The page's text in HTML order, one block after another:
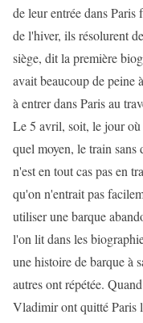
de leur entrée dans
de l'hiver, ils résolurent
siège, dit la première
avait beaucoup de peine
à entrer dans Paris au
Le 5 avril, soit, le jour
quel moyen, le train
n'est en tout cas pas en
qu'on n'entrait pas
utiliser une barque
l'on lit dans les
une histoire de barque à
autres ont répétée.
Vladimir ont quitté Paris